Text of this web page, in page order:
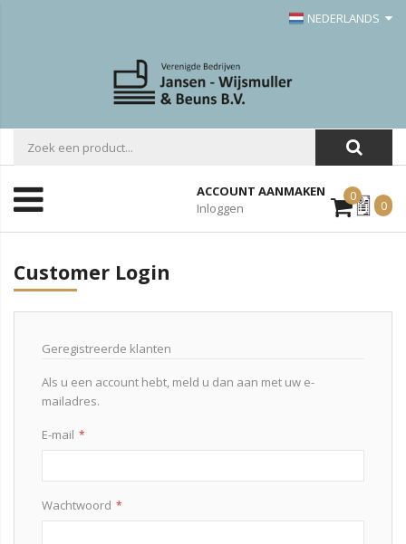
NEDERLANDS
ACCOUNT AANMAKEN
Inloggen
0Mijn
Offerte
0
Customer Login
Geregistreerde klanten
Als u een account hebt, meld u dan aan met uw e-
mailadres.
E-mail
Wachtwoord